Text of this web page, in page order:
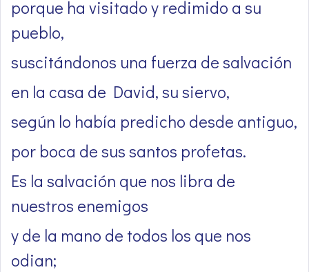
porque ha visitado y redimido a su
pueblo,
suscitándonos una fuerza de salvación
en la casa de David, su siervo,
según lo había predicho desde antiguo,
por boca de sus santos profetas.
Es la salvación que nos libra de
nuestros enemigos
y de la mano de todos los que nos
odian;